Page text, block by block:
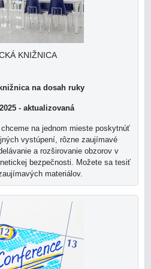
KNIŽNICA
na dosah ruky
- aktualizovaná
na jednom mieste poskytnúť
vystúpení, rôzne zaujímavé
a rozširovanie obzorov v
bezpečnosti. Možete sa tesiť
materiálov.